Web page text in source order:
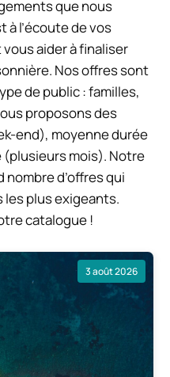
que nous
à l’écoute de vos
aider à finaliser
Nos offres sont
de public : familles,
proposons des
end), moyenne durée
(plusieurs mois). Notre
d’offres qui
plus exigeants.
catalogue !
3 août 2026